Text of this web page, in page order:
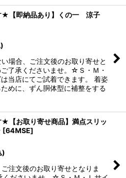
【即納品あり】くの一 涼子
場合、ご注文後のお取り寄せと
了承くださいませ。☆Ｓ・Ｍ・
当店にてご試着できます。 着姿
めに、ずん胴体型に補整をする
【お取り寄せ商品】満点スリッ
[64MSE]
)
注文後のお取り寄せとなりま